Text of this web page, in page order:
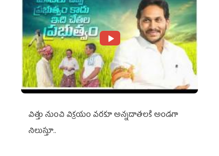
విత్తు నుంచి విక్రయం వరకూ అన్నదాతలకి అండగా
నిలుస్తూ..